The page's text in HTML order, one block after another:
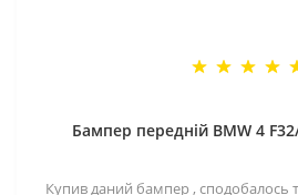
Бампер передній BMW 4
Купив даний бампер , сподобалось